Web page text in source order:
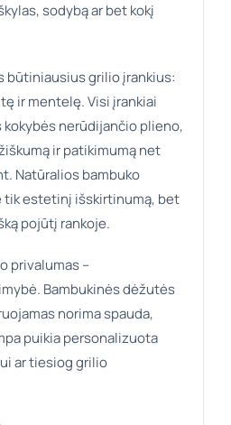
sodybą ar bet kokį
būtiniausius grilio įrankius:
ir mentelę. Visi įrankiai
nerūdijančio plieno,
ir patikimumą net
Natūralios bambuko
tik estetinį išskirtinumą, bet
pojūtį rankoje.
privalumas –
Bambukinės dėžutės
norima spauda,
puikia personalizuota
ar tiesiog grilio